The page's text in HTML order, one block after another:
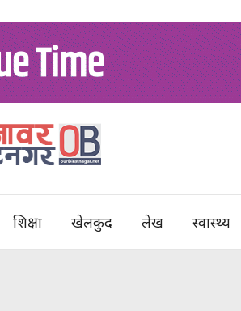
शिक्षा खेलकुद लेख स्वास्थ्य